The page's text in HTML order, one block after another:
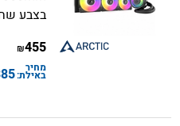
בצבע
455
₪
מחיר
באילת: